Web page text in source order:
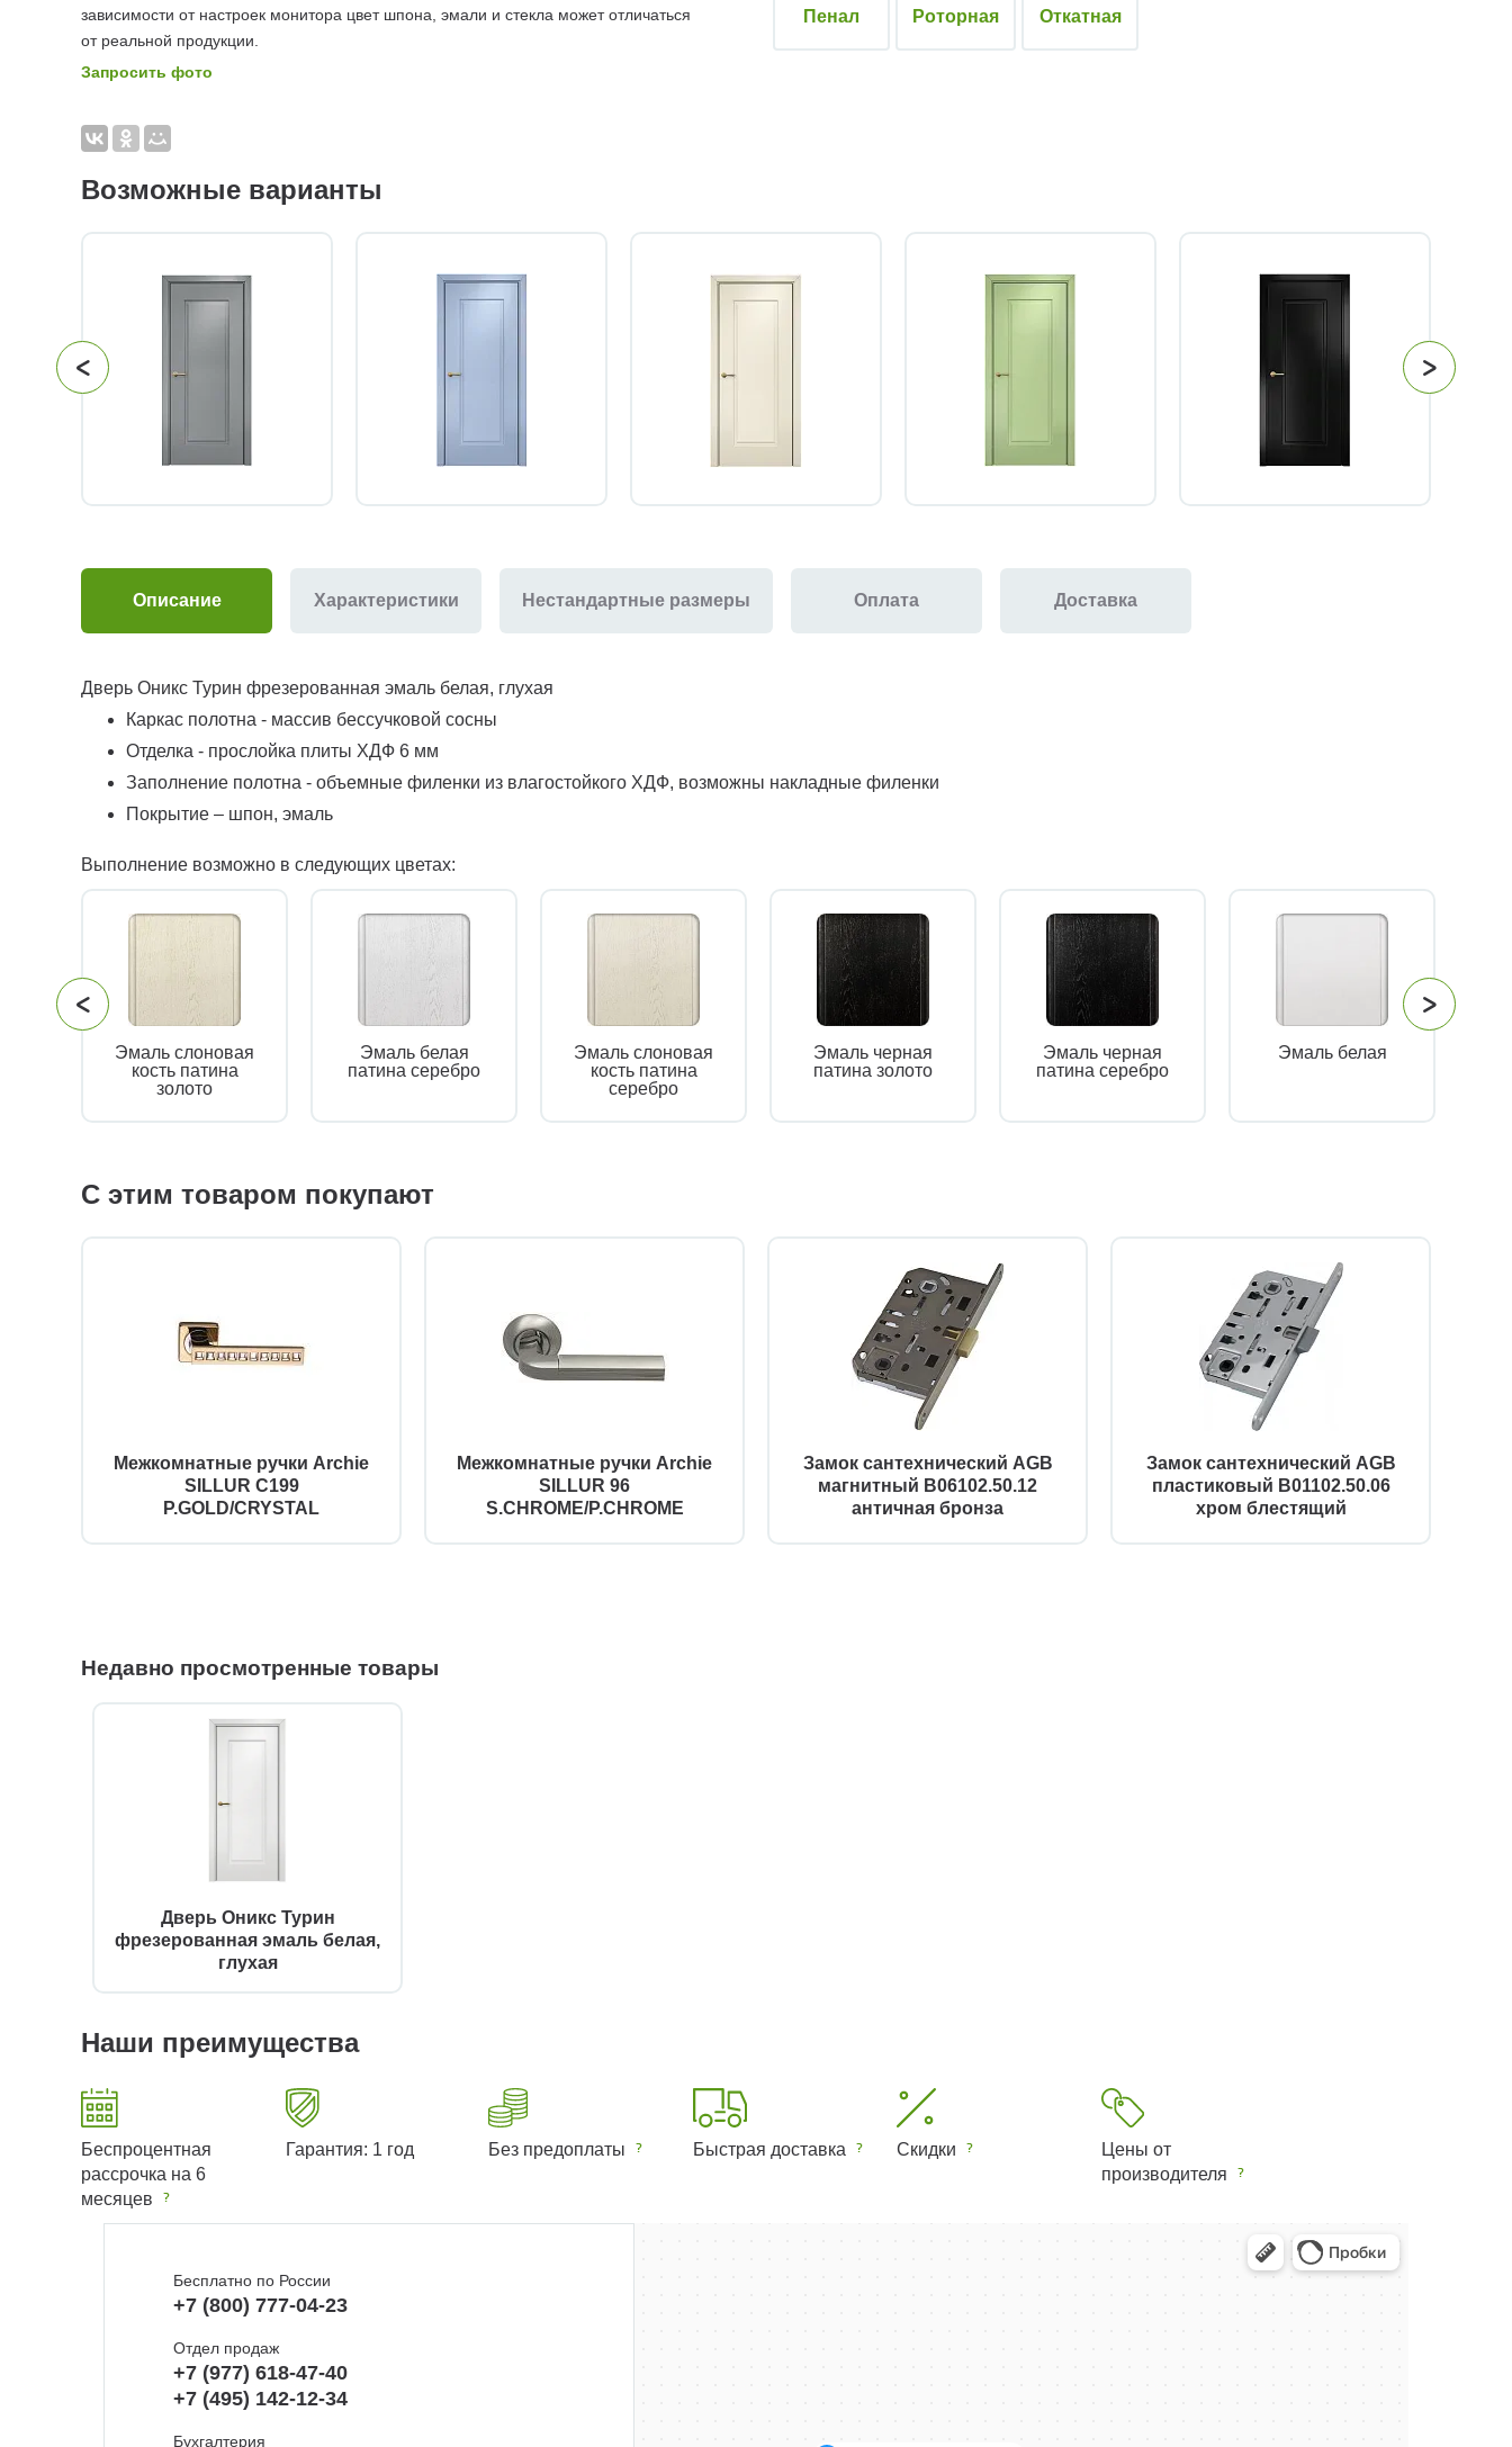
зависимости от настроек монитора цвет шпона, эмали и стекла может отличаться
от реальной продукции.
Запросить фото
Пенал Роторная Откатная
Возможные варианты
Описание Характеристики Нестандартные размеры Оплата Доставка
Дверь Оникс Турин фрезерованная эмаль белая, глухая
Каркас полотна - массив бессучковой сосны
Отделка - прослойка плиты ХДФ 6 мм
Заполнение полотна - объемные филенки из влагостойкого ХДФ, возможны накладные филенки
Покрытие – шпон, эмаль
Выполнение возможно в следующих цветах:
Эмаль слоновая
кость патина
золото
Эмаль белая
патина серебро
Эмаль слоновая
кость патина
серебро
Эмаль черная
патина золото
Эмаль черная
патина серебро
Эмаль белая
С этим товаром покупают
Межкомнатные ручки Archie
SILLUR C199
P.GOLD/CRYSTAL
Межкомнатные ручки Archie
SILLUR 96
S.CHROME/P.CHROME
Замок сантехнический AGB
магнитный B06102.50.12
античная бронза
Замок сантехнический AGB
пластиковый B01102.50.06
хром блестящий
Недавно просмотренные товары
Дверь Оникс Турин
фрезерованная эмаль белая,
глухая
Наши преимущества
Беспроцентная
рассрочка на 6
месяцев
Гарантия: 1 год Без предоплаты Быстрая доставка Скидки
Цены от
производителя
Бесплатно по России
+7 (800) 777-04-23
Отдел продаж
+7 (977) 618-47-40
+7 (495) 142-12-34
Бухгалтерия